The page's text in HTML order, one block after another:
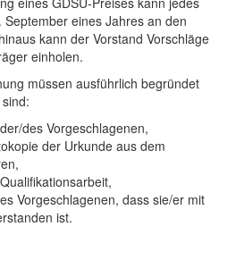
eines Jahres an den
kann der Vorstand Vorschläge
einholen.
müssen ausführlich begründet
des Vorgeschlagenen,
der Urkunde aus dem
Vorgeschlagenen, dass sie/er mit
ist.